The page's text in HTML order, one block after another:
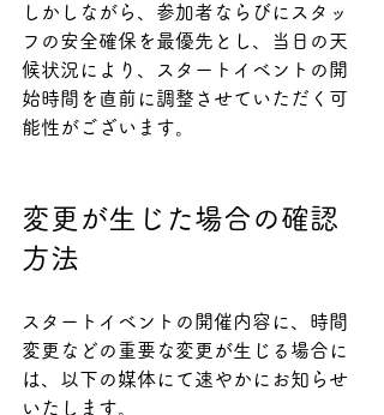
しかしながら、参加者ならびにスタッ
フの安全確保を最優先とし、当日の天
候状況により、スタートイベントの開
始時間を直前に調整させていただく可
能性がございます。
変更が生じた場合の確認
方法
スタートイベントの開催内容に、時間
変更などの重要な変更が生じる場合に
は、以下の媒体にて速やかにお知らせ
いたします。